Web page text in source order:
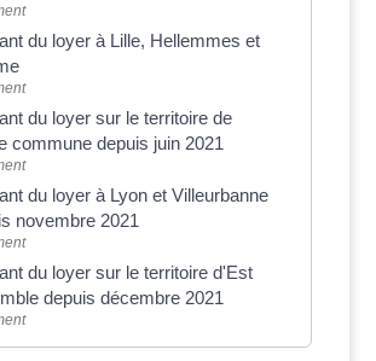
du loyer à Lille, Hellemmes et
du loyer sur le territoire de
commune depuis juin 2021
du loyer à Lyon et Villeurbanne
novembre 2021
du loyer sur le territoire d'Est
depuis décembre 2021